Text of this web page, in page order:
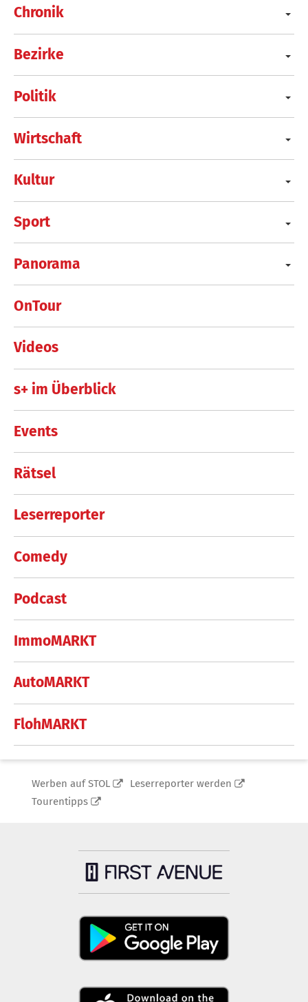
Chronik
Bezirke
Politik
Wirtschaft
Kultur
Sport
Panorama
OnTour
Videos
s+ im Überblick
Events
Rätsel
Leserreporter
Comedy
Podcast
ImmoMARKT
AutoMARKT
FlohMARKT
Werben auf STOL
Leserreporter werden
Tourentipps